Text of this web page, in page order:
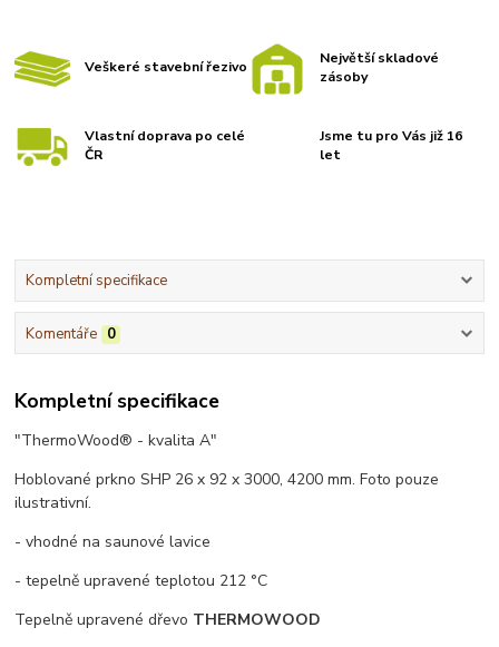
Veškeré stavební řezivo
Největší skladové
zásoby
Vlastní doprava po celé
ČR
Jsme tu pro Vás již 16
let
Kompletní specifikace
Komentáře 0
Kompletní specifikace
"ThermoWood® - kvalita A"
Hoblované prkno SHP 26 x 92 x 3000, 4200 mm. Foto pouze
ilustrativní.
- vhodné na saunové lavice
- tepelně upravené teplotou 212 °C
Tepelně upravené dřevo THERMOWOOD